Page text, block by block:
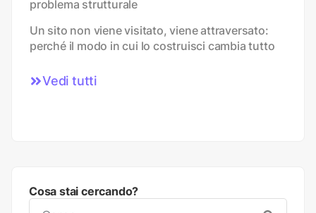
problema strutturale
Un sito non viene visitato, viene attraversato:
perché il modo in cui lo costruisci cambia tutto
Vedi tutti
Cosa stai cercando?